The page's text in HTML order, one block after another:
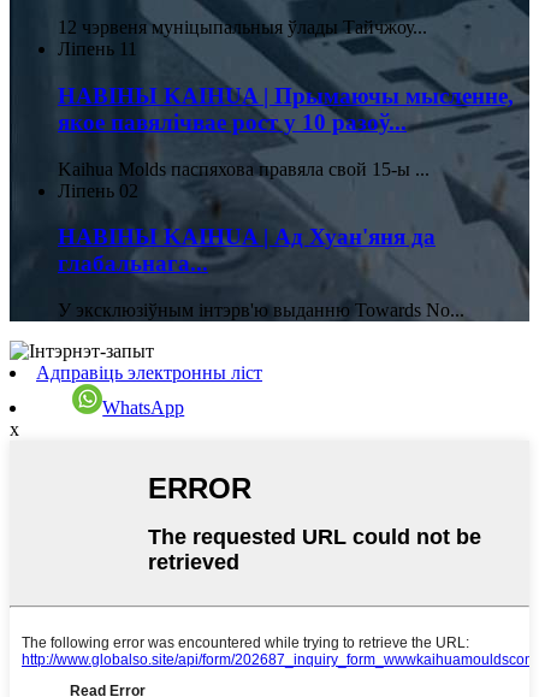
12 чэрвеня муніцыпальныя ўлады Тайчжоу...
Ліпень 11
НАВІНЫ KAIHUA | Прымаючы мысленне,
якое павялічвае рост у 10 разоў...
Kaihua Molds паспяхова правяла свой 15-ы ...
Ліпень 02
НАВІНЫ KAIHUA | Ад Хуан'яня да
глабальнага...
У эксклюзіўным інтэрв'ю выданню Towards No...
Адправіць электронны ліст
WhatsApp
x